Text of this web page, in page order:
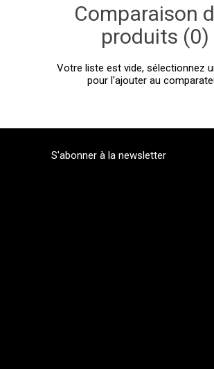
Comparaison
produits (0)
Votre liste est vide, sélectionnez
pour l'ajouter au
S'abonner à la newsletter